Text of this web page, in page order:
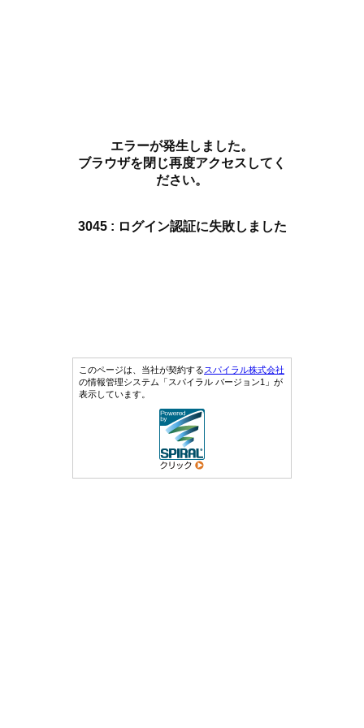
エラーが発生しました。
ブラウザを閉じ再度アクセスしてく
ださい。
3045 : ログイン認証に失敗しました
このページは、当社が契約するスパイラル株式会社
の情報管理システム「スパイラル バージョン1」が
表示しています。